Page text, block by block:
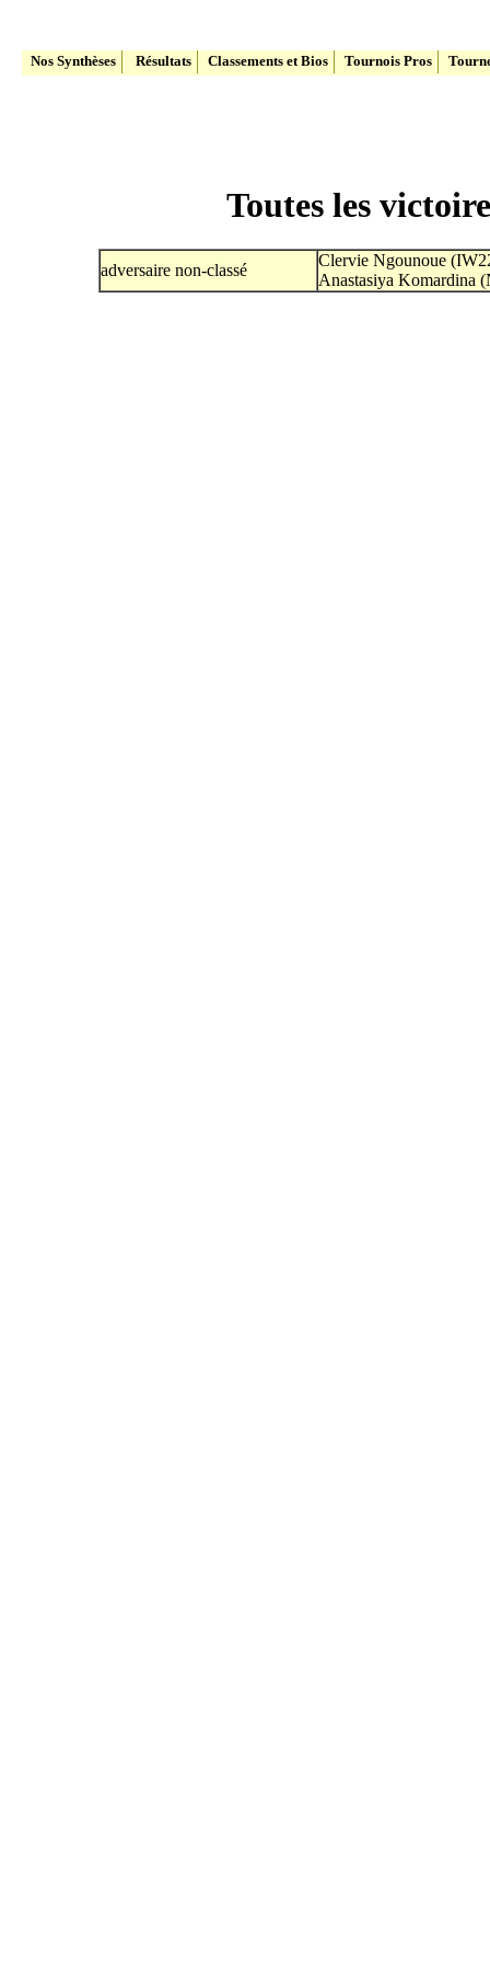
Nos Synthèses Résultats Classements et Bios Tournois Pros
Toutes les
adversaire non-classé
Clervie Ngounoue
Anastasiya Komardina